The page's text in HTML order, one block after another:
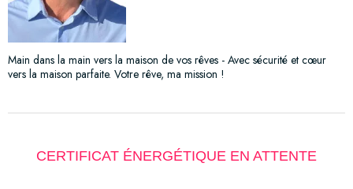
Main dans la main vers la maison de vos rêves - Avec sécurité et cœur
vers la maison parfaite. Votre rêve, ma mission !
CERTIFICAT ÉNERGÉTIQUE EN ATTENTE